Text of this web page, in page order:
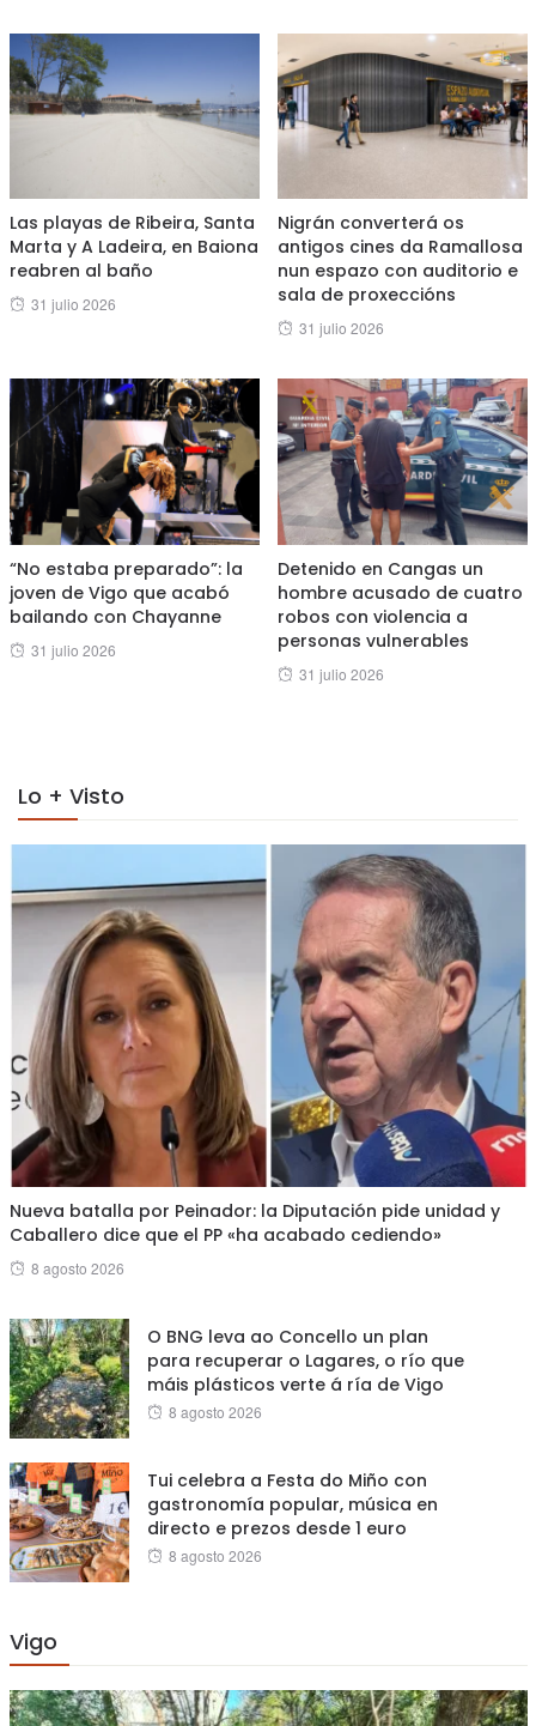
Las playas de Ribeira, Santa
Marta y A Ladeira, en Baiona
reabren al baño
Posted
31 julio 2026
Nigrán converterá os
antigos cines da Ramallosa
nun espazo con auditorio e
sala de proxeccións
Posted
31 julio 2026
“No estaba preparado”: la
joven de Vigo que acabó
bailando con Chayanne
Posted
31 julio 2026
Detenido en Cangas un
hombre acusado de cuatro
robos con violencia a
personas vulnerables
Posted
31 julio 2026
Lo + Visto
Nueva batalla por Peinador: la Diputación pide unidad y
Caballero dice que el PP «ha acabado cediendo»
Posted
8 agosto 2026
O BNG leva ao Concello un plan
para recuperar o Lagares, o río que
máis plásticos verte á ría de Vigo
Posted
8 agosto 2026
Tui celebra a Festa do Miño con
gastronomía popular, música en
directo e prezos desde 1 euro
Posted
8 agosto 2026
Vigo